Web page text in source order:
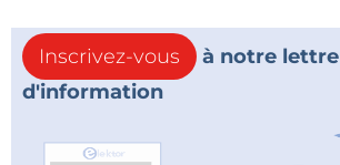
Inscrivez-vous
à notre lettre
d'information